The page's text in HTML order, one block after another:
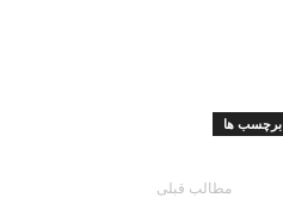
برچسب ها
مطالب قبلی